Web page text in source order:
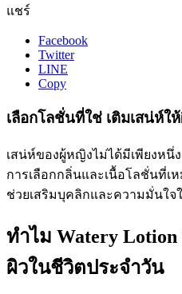
แชร์
Facebook
Twitter
LINE
Copy
เลือกโลชั่นที่ใช่ เติมเสน่ห์
เสน่ห์ของผู้หญิงไม่ได้มีเพียงหนึ่ง
การเลือกกลิ่นและเนื้อโลชั่นที่เห
ช่วยเสริมบุคลิกและความมั่นใจ
ทำไม Watery
ผิวในชีวิตประจำวัน